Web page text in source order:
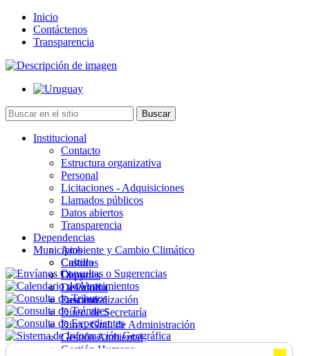
Inicio
Contáctenos
Transparencia
Institucional
Contacto
Estructura organizativa
Personal
Licitaciones - Adquisiciones
Llamados públicos
Datos abiertos
Transparencia
Dependencias
Ambiente y Cambio Climático
Cultura
Deportes
Desarrollo
Descentralización
Direc. de Secretaría
Direc. Gral. de Administración
Gestión Ambiental
Gestión Humana
Municipios
Castillos
Chuy
La Paloma
Lascano